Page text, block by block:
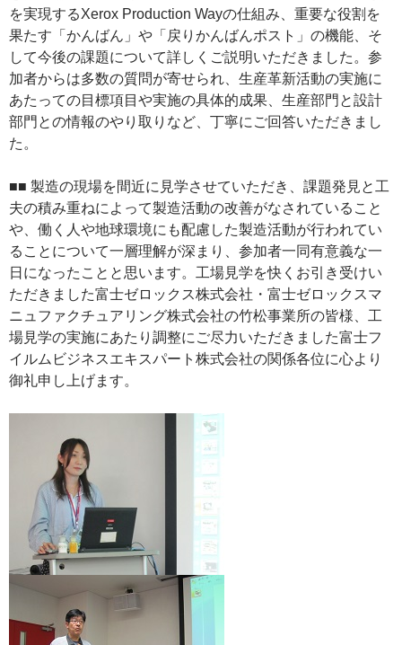
を実現するXerox Production Wayの仕組み、重要な役割を
果たす「かんばん」や「戻りかんばんポスト」の機能、そ
して今後の課題について詳しくご説明いただきました。参
加者からは多数の質問が寄せられ、生産革新活動の実施に
あたっての目標項目や実施の具体的成果、生産部門と設計
部門との情報のやり取りなど、丁寧にご回答いただきまし
た。
■■ 製造の現場を間近に見学させていただき、課題発見と工
夫の積み重ねによって製造活動の改善がなされていること
や、働く人や地球環境にも配慮した製造活動が行われてい
ることについて一層理解が深まり、参加者一同有意義な一
日になったことと思います。工場見学を快くお引き受けい
ただきました富士ゼロックス株式会社・富士ゼロックスマ
ニュファクチュアリング株式会社の竹松事業所の皆様、工
場見学の実施にあたり調整にご尽力いただきました富士フ
イルムビジネスエキスパート株式会社の関係各位に心より
御礼申し上げます。